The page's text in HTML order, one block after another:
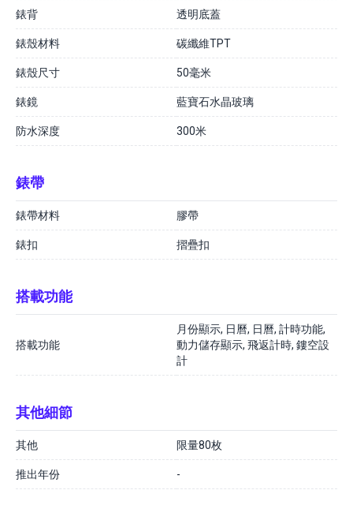
錶背 透明底蓋
錶殼材料 碳纖維TPT
錶殼尺寸 50毫米
錶鏡 藍寶石水晶玻璃
防水深度 300米
錶帶
錶帶材料 膠帶
錶扣 摺疊扣
搭載功能
搭載功能
月份顯示, 日曆, 日曆, 計時功能,
動力儲存顯示, 飛返計時, 鏤空設
計
其他細節
其他 限量80枚
推出年份 -